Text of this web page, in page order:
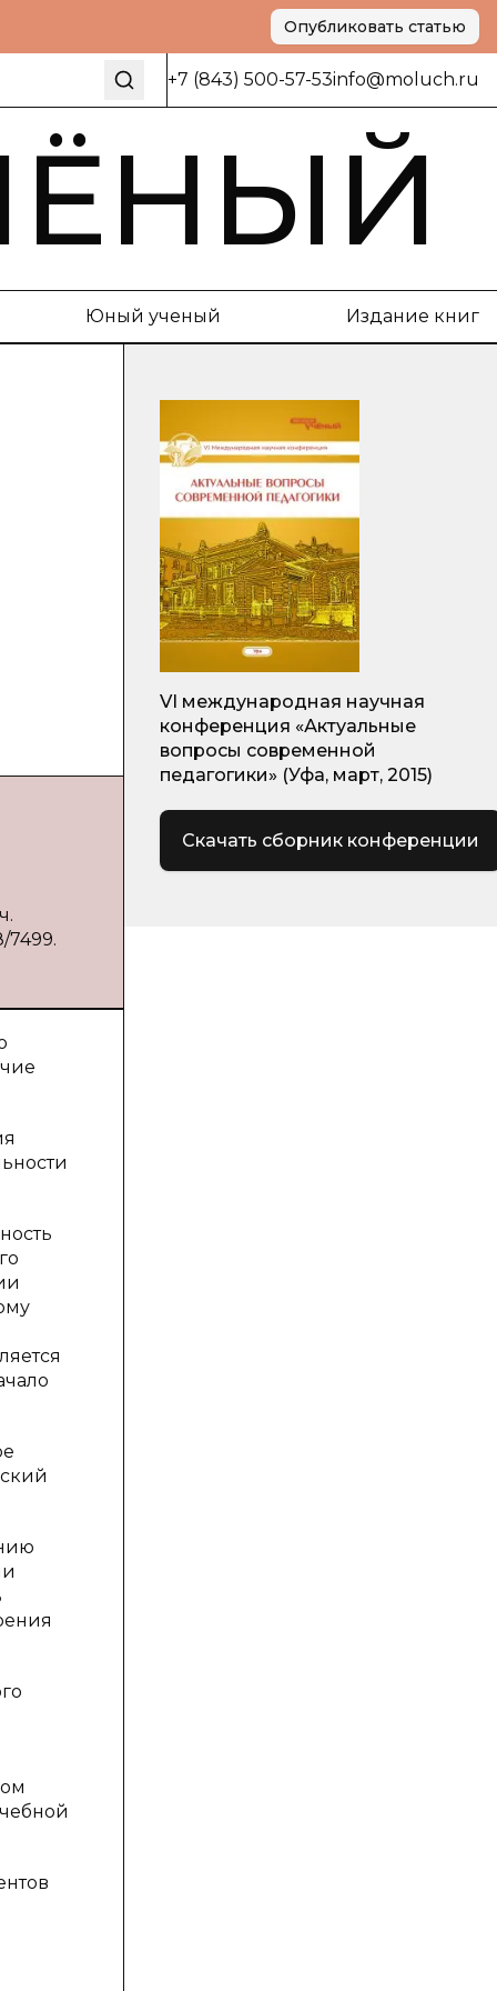
Опубликовать статью
+7 (843) 500-57-53info@moluch.ru
Юный ученый Издание книг
7499.
VI международная научная
конференция «Актуальные
вопросы современной
педагогики» (Уфа, март, 2015)
Скачать сборник конференции